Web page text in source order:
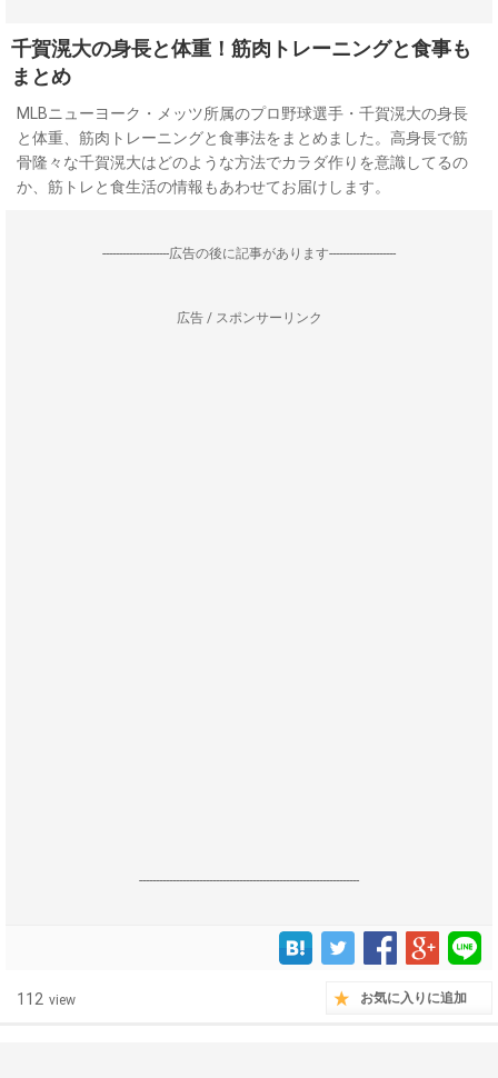
千賀滉大の身長と体重！筋肉トレーニングと食事も
まとめ
MLBニューヨーク・メッツ所属のプロ野球選手・千賀滉大の身長
と体重、筋肉トレーニングと食事法をまとめました。高身長で筋
骨隆々な千賀滉大はどのような方法でカラダ作りを意識してるの
か、筋トレと食生活の情報もあわせてお届けします。
--------------------広告の後に記事があります--------------------
広告 / スポンサーリンク
------------------------------------------------------------------
112 view お気に入りに追加